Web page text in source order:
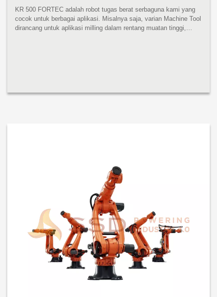
KR 500 FORTEC adalah robot tugas berat serbaguna kami yang
cocok untuk berbagai aplikasi. Misalnya saja, varian Machine Tool
dirancang untuk aplikasi milling dalam rentang muatan tinggi,